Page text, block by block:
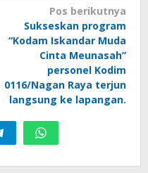
Pos berikutnya
Sukseskan program
“Kodam Iskandar Muda
Cinta Meunasah”
personel Kodim
0116/Nagan Raya terjun
langsung ke lapangan.